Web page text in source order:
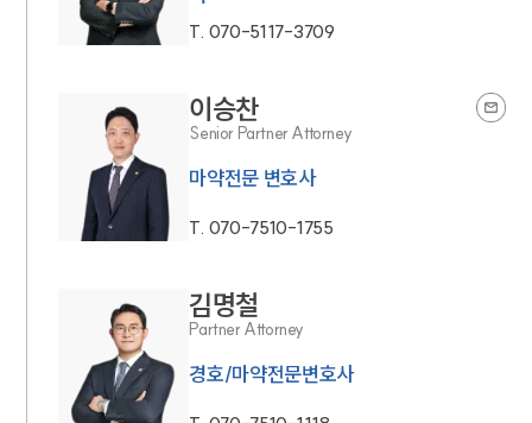
T. 070-5117-3709
이승찬
Senior Partner Attorney
마약전문 변호사
T. 070-7510-1755
김명철
Partner Attorney
경호/마약전문변호사